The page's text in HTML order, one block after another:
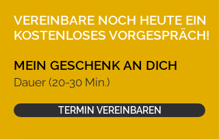
VEREINBARE NOCH HEUTE EIN
KOSTENLOSES VORGESPRÄCH!
MEIN GESCHENK AN DICH
Dauer (20-30 Min.)
TERMIN VEREINBAREN